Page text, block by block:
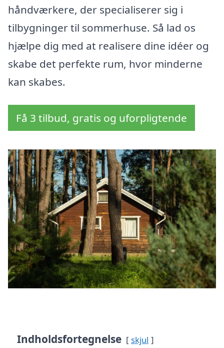
håndværkere, der specialiserer sig i
tilbygninger til sommerhuse. Så lad os
hjælpe dig med at realisere dine idéer og
skabe det perfekte rum, hvor minderne
kan skabes.
Få 3 tilbud, gratis og uforpligtende
Indholdsfortegnelse skjul